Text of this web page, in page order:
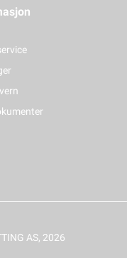
AS, 2026